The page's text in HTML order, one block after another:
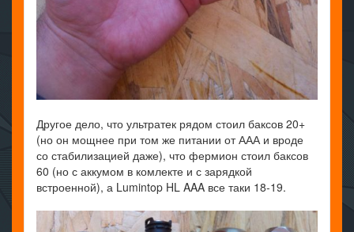
Другое дело, что ультратек рядом стоил баксов 20+
(но он мощнее при том же питании от ААА и вроде
со стабилизацией даже), что фермион стоил баксов
60 (но с аккумом в комлекте и с зарядкой
встроенной), а Lumintop HL AAA все таки 18-19.